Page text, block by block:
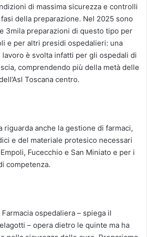
di massima sicurezza e controlli
della preparazione. Nel 2025 sono
3mila preparazioni di questo tipo per
e per altri presidi ospedalieri: una
è svolta infatti per gli ospedali di
comprendendo più della metà delle
Toscana centro.
riguarda anche la gestione di farmaci,
e del materiale protesico necessari
Fucecchio e San Miniato e per i
competenza.
ospedaliera – spiega il
– opera dietro le quinte ma ha